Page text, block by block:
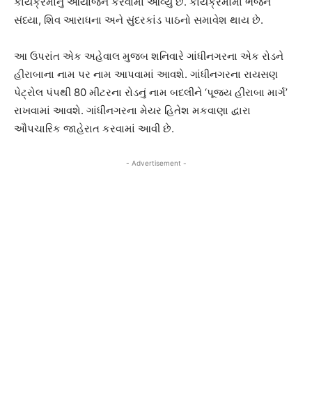
સંધ્યા, શિવ આરાધના અને સુંદરકાંડ પાઠનો સમાવેશ થાય છે.
આ ઉપરાંત એક અહેવાલ મુજબ શનિવારે ગાંધીનગરના એક રોડને
હીરાબાના નામ પર નામ આપવામાં આવશે. ગાંધીનગરના રાયસણ
પેટ્રોલ પંપથી 80 મીટરના રોડનું નામ બદલીને ‘પૂજ્ય હીરાબા માર્ગ’
રાખવામાં આવશે. ગાંધીનગરના મેયર હિતેશ મકવાણા દ્વારા
ઔપચારિક જાહેરાત કરવામાં આવી છે.
- Advertisement -